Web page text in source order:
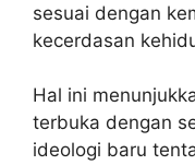
sesuai dengan
kecerdasan
Hal ini
terbuka dengan
ideologi baru